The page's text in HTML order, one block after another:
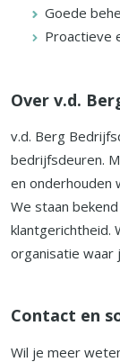
Goede
Proactieve
Over v.d.
v.d. Berg
bedrijfsdeuren.
en onderhouden
We staan
klantgerichtheid.
organisatie waar
Contact en
Wil je meer